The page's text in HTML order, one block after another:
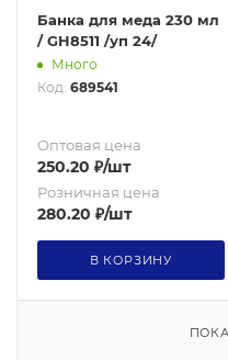
Банка для меда 230 мл
/ GH8511 /уп 24/
Много
Код: 689541
Оптовая цена
250.20 ₽/шт
Розничная цена
280.20 ₽/шт
В КОРЗИНУ